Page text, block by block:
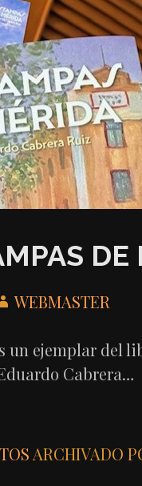
WEBMASTER
un ejemplar del
Cabrera…
ARCHIVADO